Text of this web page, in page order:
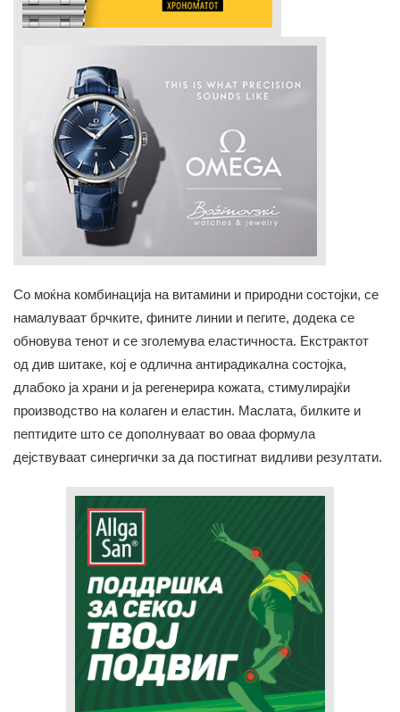
Со моќна комбинација на витамини и природни состојки, се
намалуваат брчките, фините линии и пегите, додека се
обновува тенот и се зголемува еластичноста. Екстрактот
од див шитаке, кој е одлична антирадикална состојка,
длабоко ја храни и ја регенерира кожата, стимулирајќи
производство на колаген и еластин. Маслата, билките и
пептидите што се дополнуваат во оваа формула
дејствуваат синергички за да постигнат видливи резултати.